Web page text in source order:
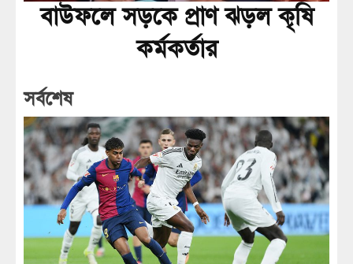
বাউফলে সড়কে প্রাণ ঝড়ল কৃষি
কর্মকর্তার
সর্বশেষ